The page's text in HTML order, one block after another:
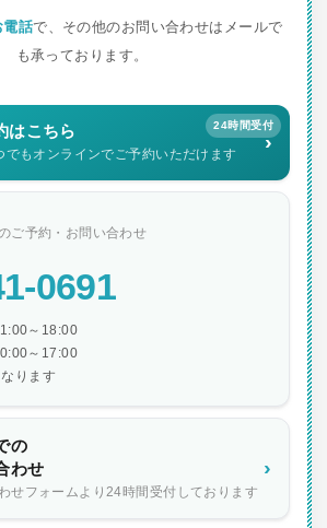
電話で、その他のお問い合わせはメールで
も承っております。
24時間受付
はこちら
でもオンラインでご予約いただけます ›
ご予約・お問い合わせ
0691
～18:00
～17:00
ります
の
わせ
せフォームより24時間受付しております
›